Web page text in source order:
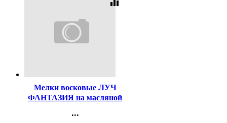
Мелки восковые ЛУЧ
ФАНТАЗИЯ на масляной
1520-08
...